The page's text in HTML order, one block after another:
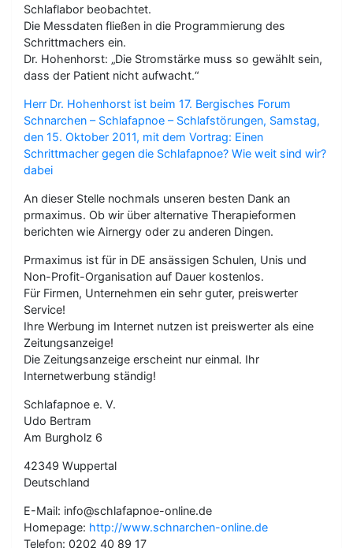
Schlaflabor beobachtet.
Die Messdaten fließen in die Programmierung des
Schrittmachers ein.
Dr. Hohenhorst: „Die Stromstärke muss so gewählt sein,
dass der Patient nicht aufwacht.“
Herr Dr. Hohenhorst ist beim 17. Bergisches Forum
Schnarchen – Schlafapnoe – Schlafstörungen, Samstag,
den 15. Oktober 2011, mit dem Vortrag: Einen
Schrittmacher gegen die Schlafapnoe? Wie weit sind wir?
dabei
An dieser Stelle nochmals unseren besten Dank an
prmaximus. Ob wir über alternative Therapieformen
berichten wie Airnergy oder zu anderen Dingen.
Prmaximus ist für in DE ansässigen Schulen, Unis und
Non-Profit-Organisation auf Dauer kostenlos.
Für Firmen, Unternehmen ein sehr guter, preiswerter
Service!
Ihre Werbung im Internet nutzen ist preiswerter als eine
Zeitungsanzeige!
Die Zeitungsanzeige erscheint nur einmal. Ihr
Internetwerbung ständig!
Schlafapnoe e. V.
Udo Bertram
Am Burgholz 6
42349 Wuppertal
Deutschland
E-Mail: info@schlafapnoe-online.de
Homepage: http://www.schnarchen-online.de
Telefon: 0202 40 89 17